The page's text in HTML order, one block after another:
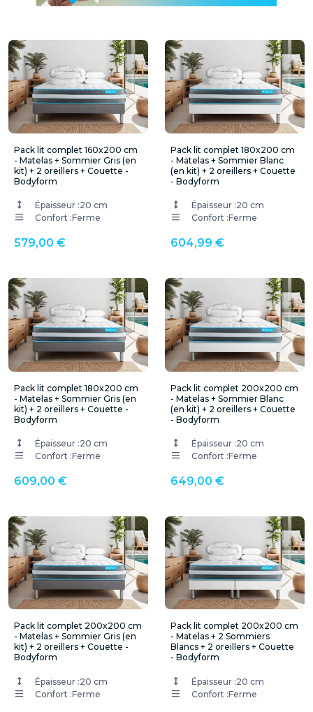
Pack lit complet 160x200 cm
- Matelas + Sommier Gris (en
kit) + 2 oreillers + Couette -
Bodyform
Épaisseur :20 cm
Confort :Ferme
579,00 €
Pack lit complet 180x200 cm
- Matelas + Sommier Blanc
(en kit) + 2 oreillers + Couette
- Bodyform
Épaisseur :20 cm
Confort :Ferme
604,99 €
Pack lit complet 180x200 cm
- Matelas + Sommier Gris (en
kit) + 2 oreillers + Couette -
Bodyform
Épaisseur :20 cm
Confort :Ferme
609,00 €
Pack lit complet 200x200 cm
- Matelas + Sommier Blanc
(en kit) + 2 oreillers + Couette
- Bodyform
Épaisseur :20 cm
Confort :Ferme
649,00 €
Pack lit complet 200x200 cm
- Matelas + Sommier Gris (en
kit) + 2 oreillers + Couette -
Bodyform
Épaisseur :20 cm
Confort :Ferme
Pack lit complet 200x200 cm
- Matelas + 2 Sommiers
Blancs + 2 oreillers + Couette
- Bodyform
Épaisseur :20 cm
Confort :Ferme